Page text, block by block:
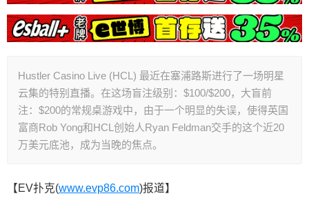
Hustler Casino Live (HCL) 最近在塞浦路斯进行了一场明星
云集的特别直播。在这场盲注级别：$100/$200，大盲前
注：$200的常规桌游戏中，由于一个明显的失误，使得英国
富商Rob Yong和HCL创始人Ryan Feldman交手的这个近20
万美元底池，成为当晚的焦点。
【EV扑克(www.evp86.com)报道】